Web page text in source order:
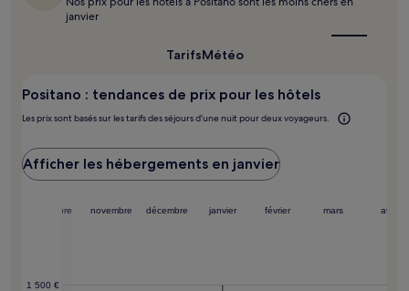
changer.
s’appliquer.
le
meilleur
janvier
TarifsMétéo
Positano : tendances de prix pour les hôtels
Les prix sont basés sur les tarifs des séjours d’une nuit pour deux voyageurs.
Afficher les hébergements en janvier
1 500 €
octobre novembre décembre janvier février mars avril